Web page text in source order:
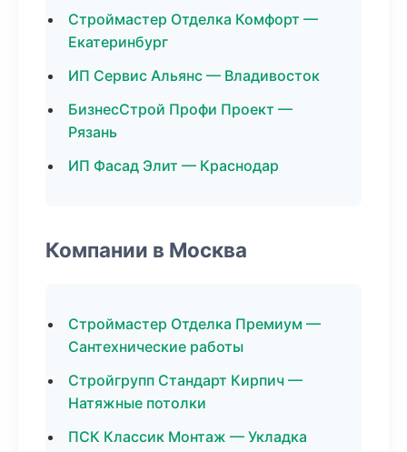
Строймастер Отделка Комфорт —
Екатеринбург
ИП Сервис Альянс — Владивосток
БизнесСтрой Профи Проект —
Рязань
ИП Фасад Элит — Краснодар
Компании в Москва
Строймастер Отделка Премиум —
Сантехнические работы
Стройгрупп Стандарт Кирпич —
Натяжные потолки
ПСК Классик Монтаж — Укладка